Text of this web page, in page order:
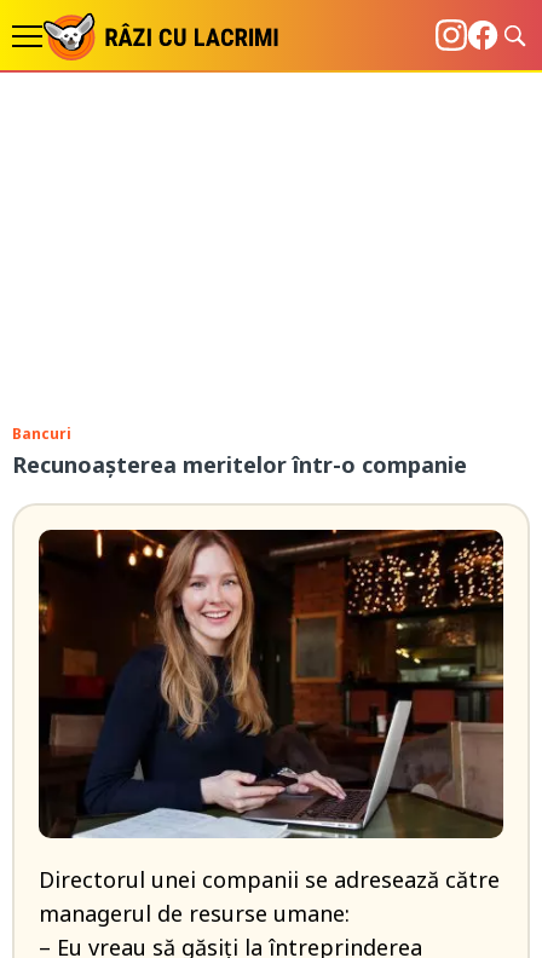
Bancuri
Recunoașterea meritelor într-o companie
Directorul unei companii se adresează către
managerul de resurse umane:
– Eu vreau să găsiți la întreprinderea